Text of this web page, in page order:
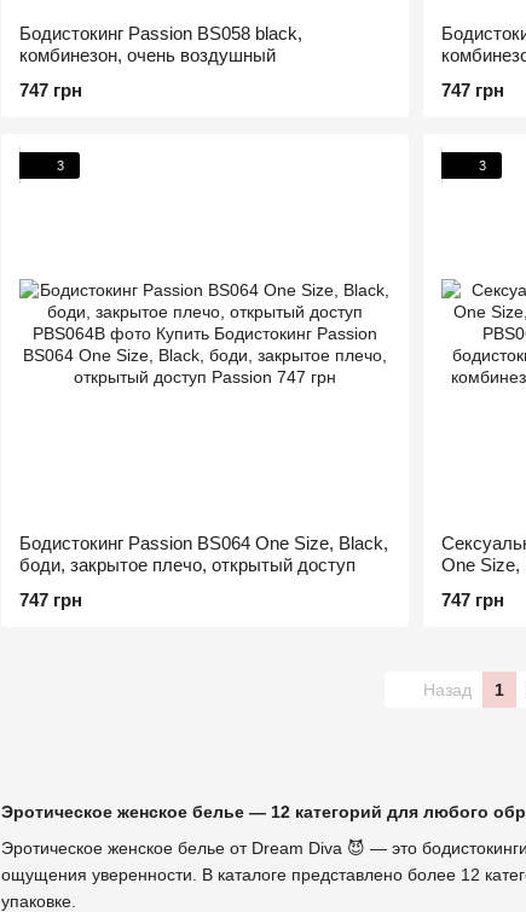
Эротическое женское белье — 12 категорий для любого
Эротическое женское белье от Dream Diva 😈 — это
ощущения уверенности. В каталоге представлено более 12
упаковке.
Бодистокинг Passion BS058 black,
комбинезон, очень воздушный
747 грн
747 грн
3
Бодистокинг Passion BS064 One Size, Black,
боди, закрытое плечо, открытый доступ
747 грн
3
One Size,
747 грн
Назад 1